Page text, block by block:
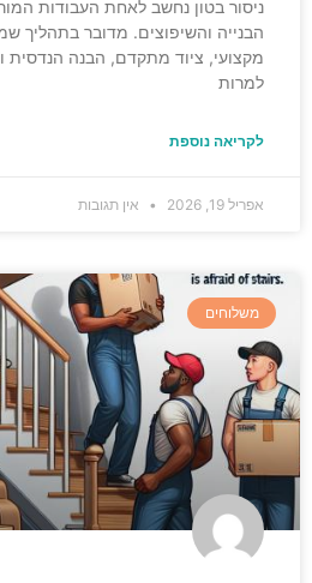
ניסור בטון נחשב לאחת העבודות
הבנייה והשיפוצים. מדובר בתהליך
מקצועי, ציוד מתקדם, הבנה הנדסית
למרות
לקריאה נוספת
אפריל 19, 2026 אין תגובות
משלוחים